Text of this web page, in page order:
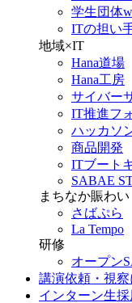
学生団体
ITの担い
地域×IT
Hana道場
Hana工房
サイバー
IT推進フ
ハッカソ
商品開発
ITブート
SABAE
まちなか賑わい
さばぷら
La Tempo
研修
オープン
講演依頼・視察
インターン生採